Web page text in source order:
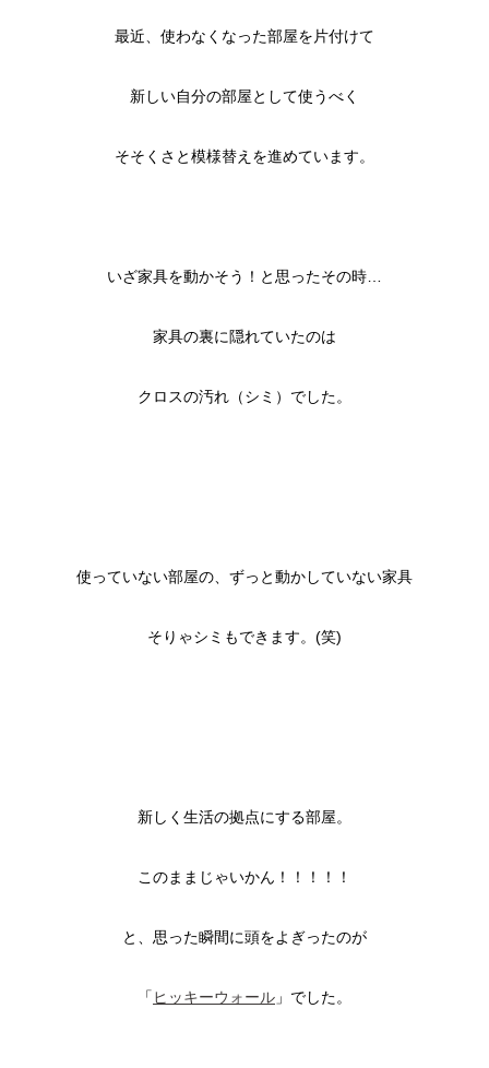
最近、使わなくなった部屋を片付けて
新しい自分の部屋として使うべく
そそくさと模様替えを進めています。
いざ家具を動かそう！と思ったその時…
家具の裏に隠れていたのは
クロスの汚れ（シミ）でした。
使っていない部屋の、ずっと動かしていない家具
そりゃシミもできます。(笑)
新しく生活の拠点にする部屋。
このままじゃいかん！！！！！
と、思った瞬間に頭をよぎったのが
「 ヒッキーウォール 」でした。